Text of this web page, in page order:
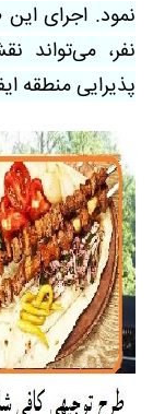
نفر،
پذیرایی منطقه